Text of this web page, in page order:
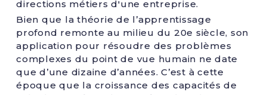
directions métiers d'une entreprise.
Bien que la théorie de l’apprentissage
profond remonte au milieu du 20e siècle, son
application pour résoudre des problèmes
complexes du point de vue humain ne date
que d’une dizaine d’années. C’est à cette
époque que la croissance des capacités de